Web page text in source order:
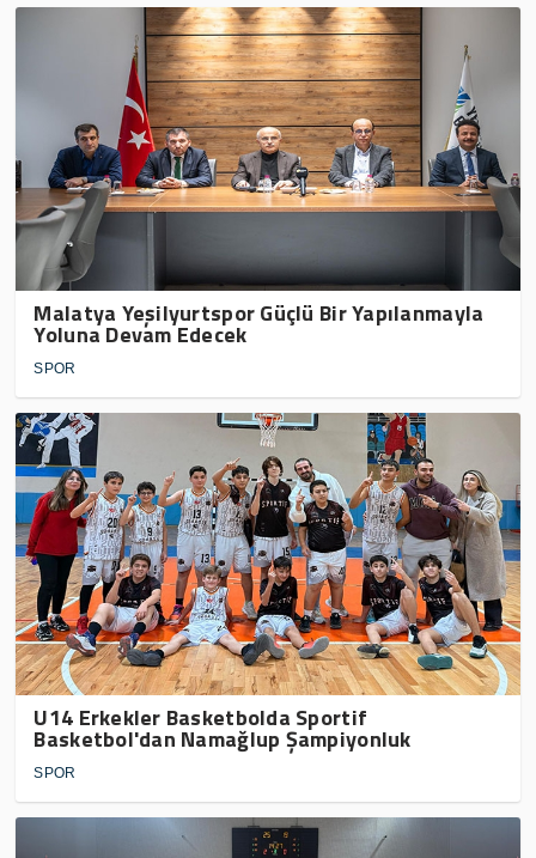
Malatya Yeşilyurtspor Güçlü Bir Yapılanmayla
Yoluna Devam Edecek
SPOR
U14 Erkekler Basketbolda Sportif
Basketbol'dan Namağlup Şampiyonluk
SPOR